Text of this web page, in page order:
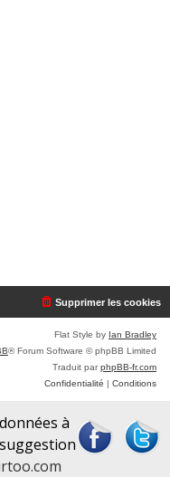
Supprimer les cookies
Flat Style by Ian Bradley
® Forum Software © phpBB Limited
Traduit parphpBB-fr.com
Confidentialité
Conditions
à